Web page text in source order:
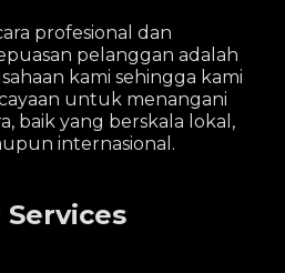
profesional dan
pelanggan adalah
kami sehingga kami
untuk menangani
baik yang berskala lokal,
internasional.
Services